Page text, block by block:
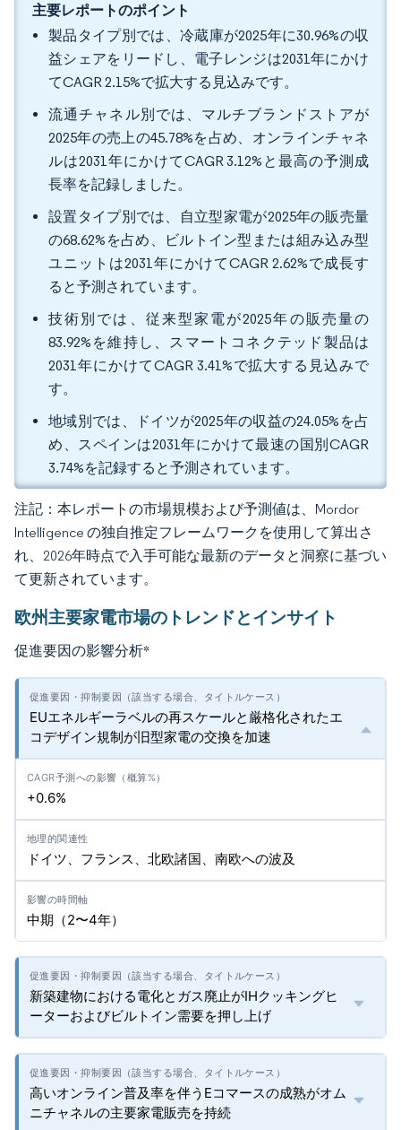
主要レポートのポイント
製品タイプ別では、冷蔵庫が2025年に30.96%の収
益シェアをリードし、電子レンジは2031年にかけ
てCAGR 2.15%で拡大する見込みです。
流通チャネル別では、マルチブランドストアが
2025年の売上の45.78%を占め、オンラインチャネ
ルは2031年にかけてCAGR 3.12%と最高の予測成
長率を記録しました。
設置タイプ別では、自立型家電が2025年の販売量
の68.62%を占め、ビルトイン型または組み込み型
ユニットは2031年にかけてCAGR 2.62%で成長す
ると予測されています。
技術別では、従来型家電が2025年の販売量の
83.92%を維持し、スマートコネクテッド製品は
2031年にかけてCAGR 3.41%で拡大する見込みで
す。
地域別では、ドイツが2025年の収益の24.05%を占
め、スペインは2031年にかけて最速の国別CAGR
3.74%を記録すると予測されています。
注記：本レポートの市場規模および予測値は、Mordor
Intelligence の独自推定フレームワークを使用して算出さ
れ、2026年時点で入手可能な最新のデータと洞察に基づい
て更新されています。
欧州主要家電市場のトレンドとインサイト
促進要因の影響分析*
EUエネルギーラベルの再スケールと厳格化されたエ
コデザイン規制が旧型家電の交換を加速
+0.6%
ドイツ、フランス、北欧諸国、南欧への波及
中期（2〜4年）
新築建物における電化とガス廃止がIHクッキングヒ
ーターおよびビルトイン需要を押し上げ
高いオンライン普及率を伴うEコマースの成熟がオム
ニチャネルの主要家電販売を持続